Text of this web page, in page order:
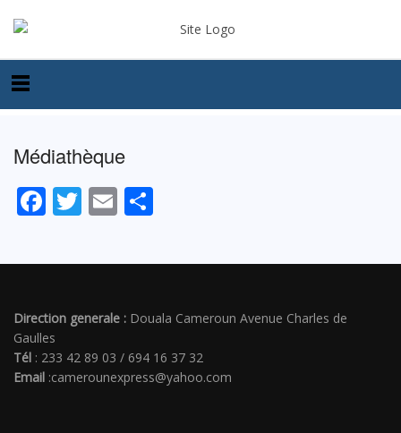
Médiathèque
Facebook
Twitter
Email
Direction generale : Douala Cameroun Avenue Charles de
Gaulles
Tél : 233 42 89 03 / 694 16 37 32
Email :camerounexpress@yahoo.com